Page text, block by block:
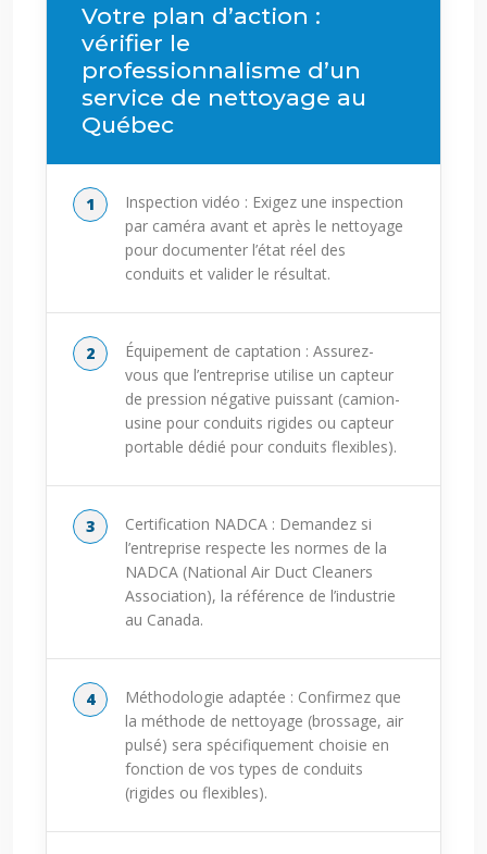
Votre plan d’action :
vérifier le
professionnalisme d’un
service de nettoyage au
Québec
Inspection vidéo : Exigez une inspection
par caméra avant et après le nettoyage
pour documenter l’état réel des
conduits et valider le résultat.
Équipement de captation : Assurez-
vous que l’entreprise utilise un capteur
de pression négative puissant (camion-
usine pour conduits rigides ou capteur
portable dédié pour conduits flexibles).
Certification NADCA : Demandez si
l’entreprise respecte les normes de la
NADCA (National Air Duct Cleaners
Association), la référence de l’industrie
au Canada.
Méthodologie adaptée : Confirmez que
la méthode de nettoyage (brossage, air
pulsé) sera spécifiquement choisie en
fonction de vos types de conduits
(rigides ou flexibles).